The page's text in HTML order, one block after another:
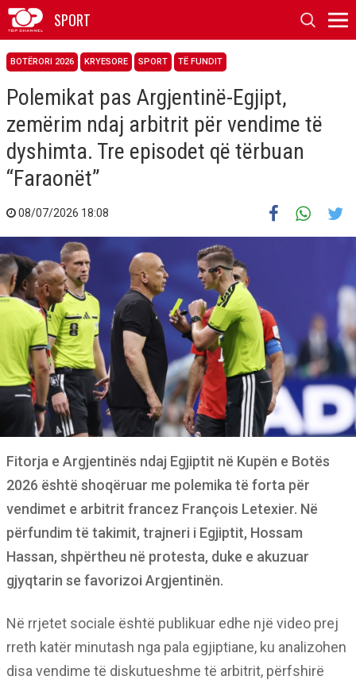
SPORT
BOTËRORI 2026 KRYESORE SPORT TË FUNDIT
Polemikat pas Argjentinë-Egjipt,
zemërim ndaj arbitrit për vendime të
dyshimta. Tre episodet që tërbuan
“Faraonët”
08/07/2026 18:08
Fitorja e Argjentinës ndaj Egjiptit në Kupën e Botës
2026 është shoqëruar me polemika të forta për
vendimet e arbitrit francez François Letexier. Në
përfundim të takimit, trajneri i Egjiptit, Hossam
Hassan, shpërtheu në protesta, duke e akuzuar
gjyqtarin se favorizoi Argjentinën.
Në rrjetet sociale është publikuar edhe një video prej
rreth katër minutash nga pala egjiptiane, ku analizohen
disa vendime të diskutueshme të arbitrit, përfshirë